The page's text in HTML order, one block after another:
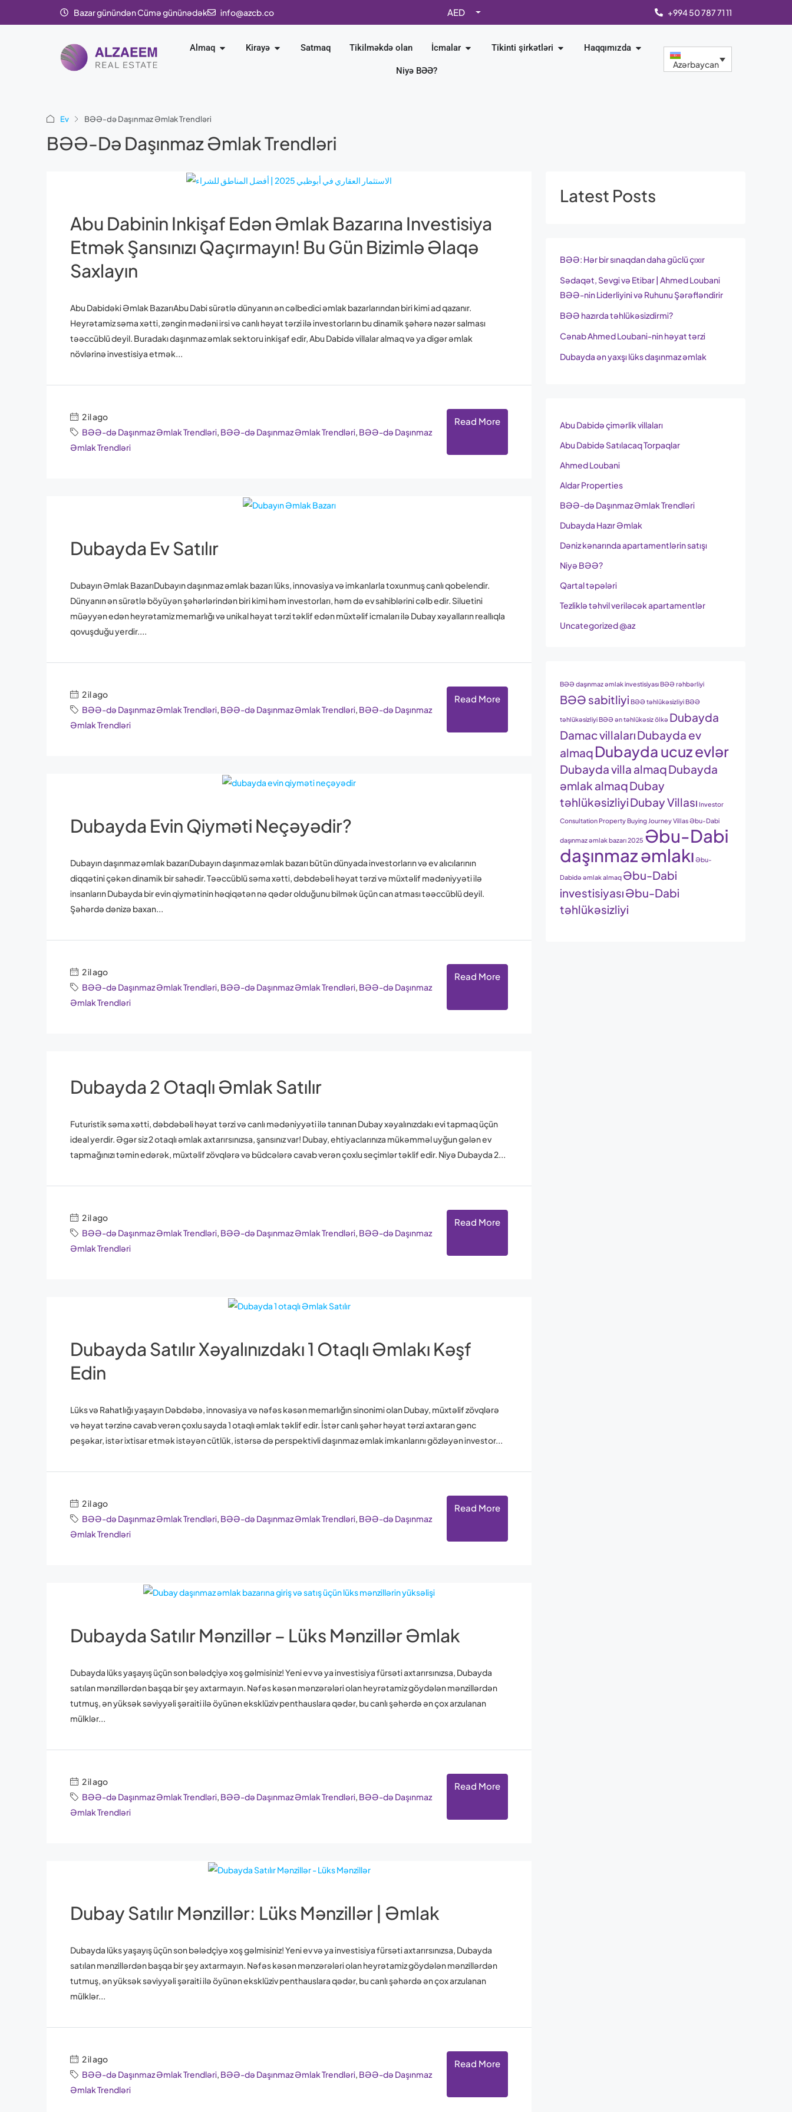
Bazar günündən Cümə gününədək info@azcb.co AED +994 50 787 71 11
Almaq Kirayə Satmaq Tikilməkdə olan İcmalar Tikinti şirkətləri Haqqımızda
Niyə BƏƏ?
Azərbaycan
Ev BƏƏ-də Daşınmaz Əmlak Trendləri
BƏƏ-Də Daşınmaz Əmlak Trendləri
Abu Dabinin Inkişaf Edən Əmlak Bazarına Investisiya
Etmək Şansınızı Qaçırmayın! Bu Gün Bizimlə Əlaqə
Saxlayın
Abu Dabidəki Əmlak BazarıAbu Dabi sürətlə dünyanın ən cəlbedici əmlak bazarlarından biri kimi ad qazanır.
Heyrətamiz səma xətti, zəngin mədəni irsi və canlı həyat tərzi ilə investorların bu dinamik şəhərə nəzər salması
təəccüblü deyil. Buradakı daşınmaz əmlak sektoru inkişaf edir, Abu Dabidə villalar almaq və ya digər əmlak
növlərinə investisiya etmək...
2 il ago
BƏƏ-də Daşınmaz Əmlak Trendləri, BƏƏ-də Daşınmaz Əmlak Trendləri, BƏƏ-də Daşınmaz
Əmlak Trendləri
Read More
Dubayda Ev Satılır
Dubayın Əmlak BazarıDubayın daşınmaz əmlak bazarı lüks, innovasiya və imkanlarla toxunmuş canlı qobelendir.
Dünyanın ən sürətlə böyüyən şəhərlərindən biri kimi həm investorları, həm də ev sahiblərini cəlb edir. Siluetini
müəyyən edən heyrətamiz memarlığı və unikal həyat tərzi təklif edən müxtəlif icmaları ilə Dubay xəyalların reallıqla
qovuşduğu yerdir....
2 il ago
BƏƏ-də Daşınmaz Əmlak Trendləri, BƏƏ-də Daşınmaz Əmlak Trendləri, BƏƏ-də Daşınmaz
Əmlak Trendləri
Read More
Dubayda Evin Qiyməti Neçəyədir?
Dubayın daşınmaz əmlak bazarıDubayın daşınmaz əmlak bazarı bütün dünyada investorların və ev alıcılarının
diqqətini çəkən dinamik bir sahədir. Təəccüblü səma xətti, dəbdəbəli həyat tərzi və müxtəlif mədəniyyəti ilə
insanların Dubayda bir evin qiymətinin həqiqətən nə qədər olduğunu bilmək üçün can atması təəccüblü deyil.
Şəhərdə dənizə baxan...
2 il ago
BƏƏ-də Daşınmaz Əmlak Trendləri, BƏƏ-də Daşınmaz Əmlak Trendləri, BƏƏ-də Daşınmaz
Əmlak Trendləri
Read More
Dubayda 2 Otaqlı Əmlak Satılır
Futuristik səma xətti, dəbdəbəli həyat tərzi və canlı mədəniyyəti ilə tanınan Dubay xəyalınızdakı evi tapmaq üçün
ideal yerdir. Əgər siz 2 otaqlı əmlak axtarırsınızsa, şansınız var! Dubay, ehtiyaclarınıza mükəmməl uyğun gələn ev
tapmağınızı təmin edərək, müxtəlif zövqlərə və büdcələrə cavab verən çoxlu seçimlər təklif edir. Niyə Dubayda 2...
2 il ago
BƏƏ-də Daşınmaz Əmlak Trendləri, BƏƏ-də Daşınmaz Əmlak Trendləri, BƏƏ-də Daşınmaz
Əmlak Trendləri
Read More
Dubayda Satılır Xəyalınızdakı 1 Otaqlı Əmlakı Kəşf
Edin
Lüks və Rahatlığı yaşayın Dəbdəbə, innovasiya və nəfəs kəsən memarlığın sinonimi olan Dubay, müxtəlif zövqlərə
və həyat tərzinə cavab verən çoxlu sayda 1 otaqlı əmlak təklif edir. İstər canlı şəhər həyat tərzi axtaran gənc
peşəkar, istər ixtisar etmək istəyən cütlük, istərsə də perspektivli daşınmaz əmlak imkanlarını gözləyən investor...
2 il ago
BƏƏ-də Daşınmaz Əmlak Trendləri, BƏƏ-də Daşınmaz Əmlak Trendləri, BƏƏ-də Daşınmaz
Əmlak Trendləri
Read More
Dubayda Satılır Mənzillər – Lüks Mənzillər Əmlak
Dubayda lüks yaşayış üçün son bələdçiyə xoş gəlmisiniz! Yeni ev və ya investisiya fürsəti axtarırsınızsa, Dubayda
satılan mənzillərdən başqa bir şey axtarmayın. Nəfəs kəsən mənzərələri olan heyrətamiz göydələn mənzillərdən
tutmuş, ən yüksək səviyyəli şəraiti ilə öyünən eksklüziv penthauslara qədər, bu canlı şəhərdə ən çox arzulanan
mülklər...
2 il ago
BƏƏ-də Daşınmaz Əmlak Trendləri, BƏƏ-də Daşınmaz Əmlak Trendləri, BƏƏ-də Daşınmaz
Əmlak Trendləri
Read More
Dubay Satılır Mənzillər: Lüks Mənzillər | Əmlak
Dubayda lüks yaşayış üçün son bələdçiyə xoş gəlmisiniz! Yeni ev və ya investisiya fürsəti axtarırsınızsa, Dubayda
satılan mənzillərdən başqa bir şey axtarmayın. Nəfəs kəsən mənzərələri olan heyrətamiz göydələn mənzillərdən
tutmuş, ən yüksək səviyyəli şəraiti ilə öyünən eksklüziv penthauslara qədər, bu canlı şəhərdə ən çox arzulanan
mülklər...
2 il ago
BƏƏ-də Daşınmaz Əmlak Trendləri, BƏƏ-də Daşınmaz Əmlak Trendləri, BƏƏ-də Daşınmaz
Əmlak Trendləri
Read More
Latest Posts
BƏƏ: Hər bir sınaqdan daha güclü çıxır
Sədaqət, Sevgi və Etibar | Ahmed Loubani
BƏƏ-nin Liderliyini və Ruhunu Şərəfləndirir
BƏƏ hazırda təhlükəsizdirmi?
Cənab Ahmed Loubani-nin həyat tərzi
Dubayda ən yaxşı lüks daşınmaz əmlak
Abu Dabidə çimərlik villaları
Abu Dabidə Satılacaq Torpaqlar
Ahmed Loubani
Aldar Properties
BƏƏ-də Daşınmaz Əmlak Trendləri
Dubayda Hazır Əmlak
Dəniz kənarında apartamentlərin satışı
Niyə BƏƏ?
Qartal təpələri
Tezliklə təhvil veriləcək apartamentlər
Uncategorized @az
BƏƏ daşınmaz əmlak investisiyasıBƏƏ rəhbərliyi
BƏƏ sabitliyi BƏƏ təhlükəsizliyiBƏƏ
təhlükəsizliyiBƏƏ ən təhlükəsiz ölkə Dubayda
Damac villalarıDubayda ev
almaq Dubayda ucuz evlər
Dubayda villa almaqDubayda
əmlak almaqDubay
təhlükəsizliyiDubay Villası Investor
ConsultationProperty Buying JourneyVillasƏbu-Dabi
daşınmaz əmlak bazarı 2025 Əbu-Dabi
daşınmaz əmlakı Əbu-
Dabidə əmlak almaq Əbu-Dabi
investisiyasıƏbu-Dabi
təhlükəsizliyi